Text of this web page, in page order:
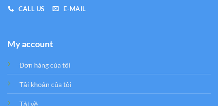
CALL US E-MAIL
My account
Đơn hàng của tôi
Tải khoản của tôi
Tải về